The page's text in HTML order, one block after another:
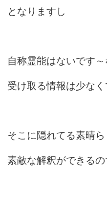
となりますし
自称霊能はないです～
受け取る情報は少なく
そこに隠れてる素晴
素敵な解釈ができる